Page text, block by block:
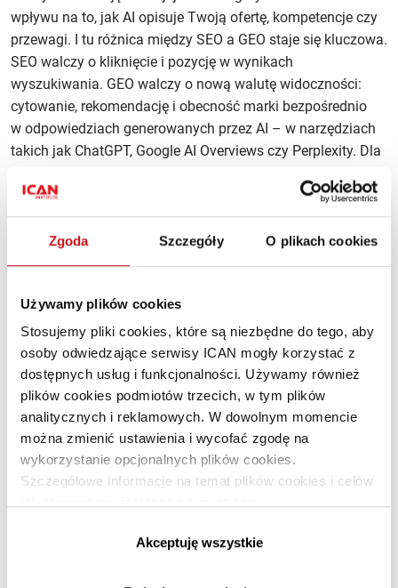
Zgoda Szczegóły O plikach cookies
Używamy plików cookies
Stosujemy pliki cookies, które są niezbędne do tego, aby
osoby odwiedzające serwisy ICAN mogły korzystać z
dostępnych usług i funkcjonalności. Używamy również
plików cookies podmiotów trzecich, w tym plików
analitycznych i reklamowych. W dowolnym momencie
można zmienić ustawienia i wycofać zgodę na
wykorzystanie opcjonalnych plików cookies.
Szczegółowe informacje na temat plików cookies i celów
Akceptuję wszystkie
wpływu na to, jak AI opisuje Twoją ofertę, kompetencje czy
przewagi. I tu różnica między SEO a GEO staje się kluczowa.
SEO walczy o kliknięcie i pozycję w wynikach
wyszukiwania. GEO walczy o nową walutę widoczności:
cytowanie, rekomendację i obecność marki bezpośrednio
w odpowiedziach generowanych przez AI – w narzędziach
takich jak ChatGPT, Google AI Overviews czy Perplexity. Dla
z optymalizacji kanału na optymalizację dotarcia. Brzmi jak
przyszłość? To już teraźniejszość. I dobra wiadomość: nie
musisz otwierać działu AI w firmie, by wziąć udział w tej
rewolucji.
GEO jako nowa przewaga
konkurencyjna
– Generative Engine Optimization (GEO) nie jest dla nas
eksperymentem ani chwilową fascynacją AI. Jako pierwsi
w Polsce zdecydowaliśmy się wydzielić osobny subbrand
i dedykowaną usługę skoncentrowaną wyłącznie na tym
obszarze. Dla nas GEO to strategiczny proces uczynienia
marki źródłem informacji, które algorytmy AI rozumieją,
Herok, Founder & CEO SEOgroup. Wprowadzenie tak